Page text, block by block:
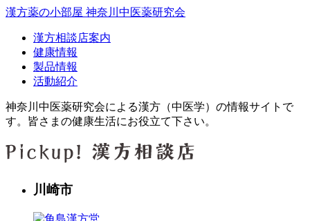
漢方薬の小部屋 神奈川中医薬研究会
漢方相談店案内
健康情報
製品情報
活動紹介
神奈川中医薬研究会による漢方（中医学）の情報サイトで
す。皆さまの健康生活にお役立て下さい。
川崎市